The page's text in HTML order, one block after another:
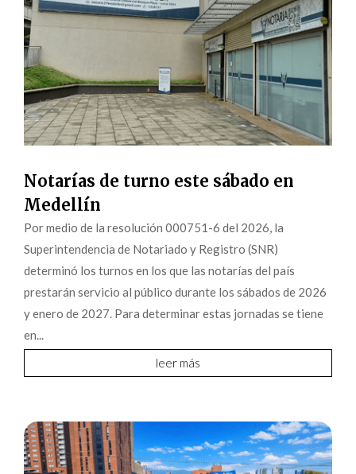
Notarías de turno este sábado en
Medellín
Por medio de la resolución 000751-6 del 2026, la
Superintendencia de Notariado y Registro (SNR)
determinó los turnos en los que las notarías del país
prestarán servicio al público durante los sábados de 2026
y enero de 2027. Para determinar estas jornadas se tiene
en...
leer más